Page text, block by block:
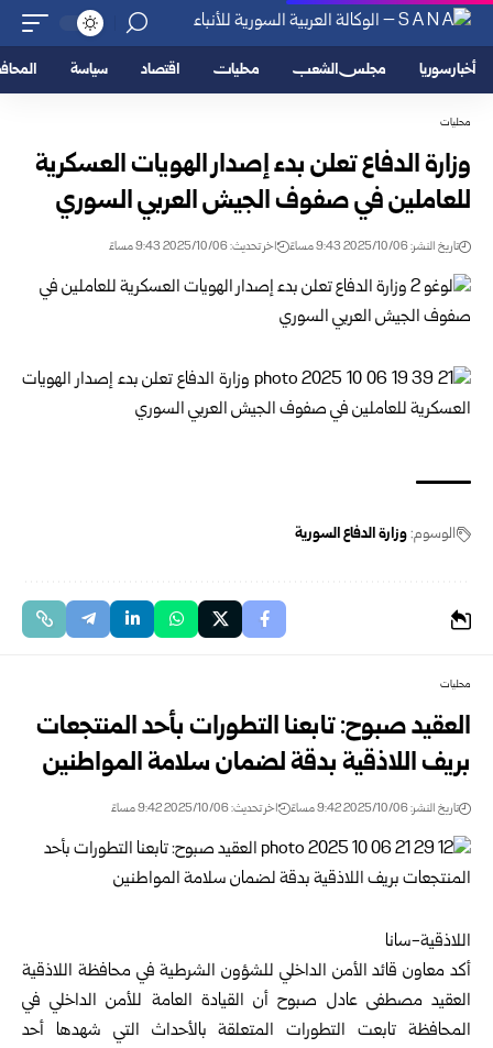
أخبار سوريا مجلس الشعب محليات اقتصاد سياسة
محليات
وزارة الدفاع تعلن بدء إصدار الهويات العسكرية
للعاملين في صفوف الجيش العربي السوري
تاريخ النشر: 2025/10/06 9:43 مساءً اخر تحديث: 2025/10/06 9:43 مساءً
الوسوم:وزارة الدفاع السورية
محليات
العقيد صبوح: تابعنا التطورات بأحد المنتجعات
بريف اللاذقية بدقة لضمان سلامة المواطنين
تاريخ النشر: 2025/10/06 9:42 مساءً اخر تحديث: 2025/10/06 9:42 مساءً
اللاذقية-سانا
أكد معاون قائد الأمن الداخلي للشؤون الشرطية في محافظة اللاذقية
العقيد مصطفى عادل صبوح أن القيادة العامة للأمن الداخلي في
المحافظة تابعت التطورات المتعلقة بالأحداث التي شهدها أحد